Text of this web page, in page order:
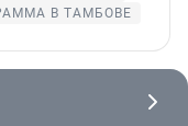
В ТАМБОВЕ